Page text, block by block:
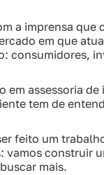
a imprensa que
em que
consumidores,
em assessoria de
tem de
feito um
vamos construir
mais.